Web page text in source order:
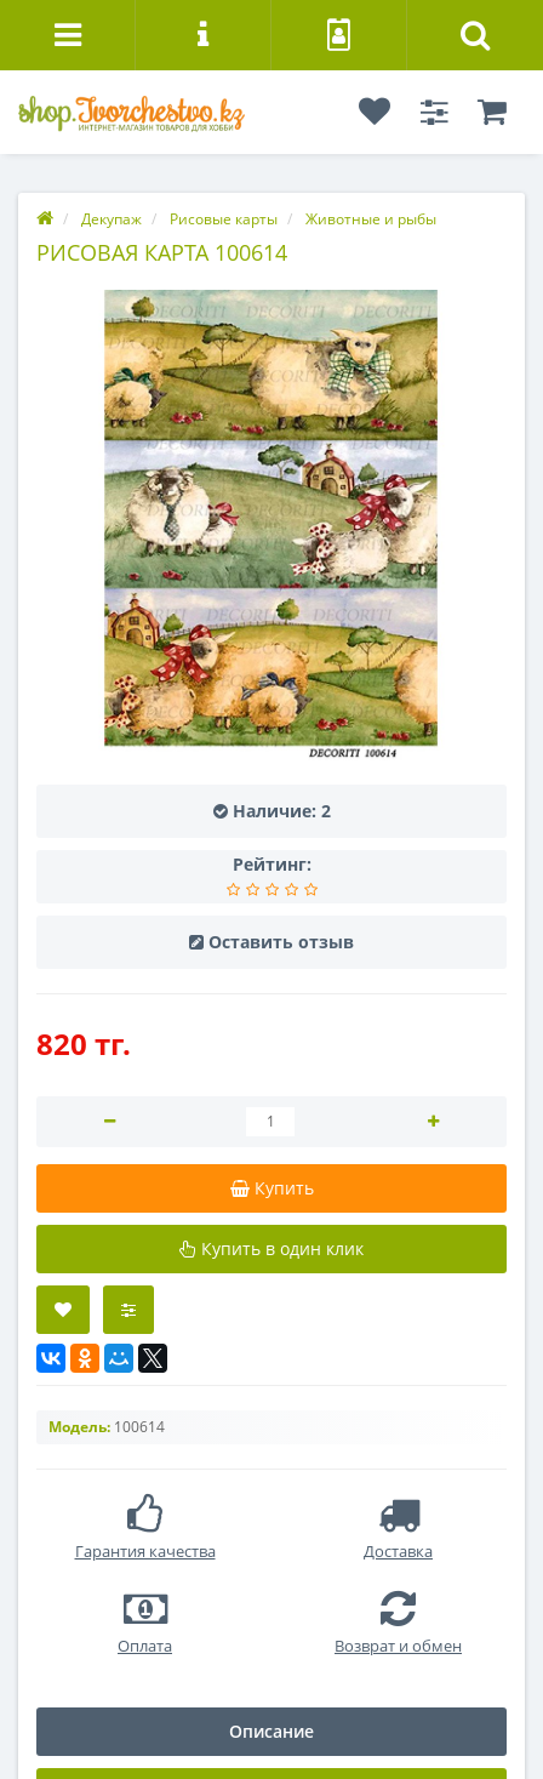
Декупаж Рисовые карты Животные и рыбы
РИСОВАЯ КАРТА 100614
Наличие: 2
Рейтинг:
Оставить отзыв
820 тг.
Купить
Купить в один клик
Модель: 100614
Гарантия качества Доставка
Оплата Возврат и обмен
Описание